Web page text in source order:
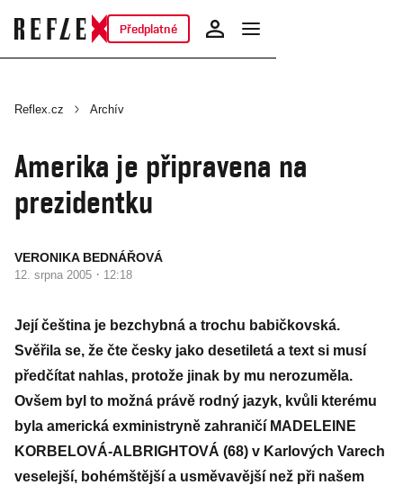
Předplatné
Reflex.cz Archív
Amerika je připravena na
prezidentku
VERONIKA BEDNÁŘOVÁ
12. srpna 2005 · 12:18
Její čeština je bezchybná a trochu babičkovská.
Svěřila se, že čte česky jako desetiletá a text si musí
předčítat nahlas, protože jinak by mu nerozuměla.
Ovšem byl to možná právě rodný jazyk, kvůli kterému
byla americká exministryně zahraničí MADELEINE
KORBELOVÁ-ALBRIGHTOVÁ (68) v Karlových Varech
veselejší, bohémštější a usměvavější než při našem